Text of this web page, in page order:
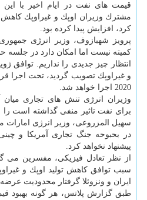
قیمت های نفت در ایام اخیر با این
مشترك وزیران اوپك و غیراوپك كاهش
كرد، افزایش پیدا كرده بود.
پرویز شهبازوف، وزیر انرژی
كمیته نیست اما امكان دارد در جلسه
انتظار چیز جدیدی را نداریم. توافق
و غیراوپك تصویب گردید، تحت اجرا
2020 اجرا خواهد شد.
وزیران انرژی تنش های تجاری
برای نفت تاثیر منفی گذاشته است
سهیل المزروعی، وزیر انرژی امارات
در بحبوحه جنگ تجاری آمریكا و
پیشنهاد نخواهد كرد.
از نظر تعادل فیزیكی، مفسرین می
سبب توافق كاهش تولید اوپك و
ایران و ونزوئلا گرفتار محدودیت
طبق گزارش پلاتس، هر گونه بهبود